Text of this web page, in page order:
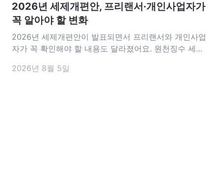
2026년 세제개편안, 프리랜서·개인사업자가
꼭 알아야 할 변화
2026년 세제개편안이 발표되면서 프리랜서와 개인사업
자가 꼭 확인해야 할 내용도 달라졌어요. 원천징수 세율
향을 줄 수 있는 변화가 담겼는데요. 이번 개편안에서 앞
2026년 8월 5일